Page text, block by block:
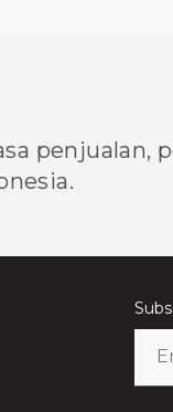
penjualan,